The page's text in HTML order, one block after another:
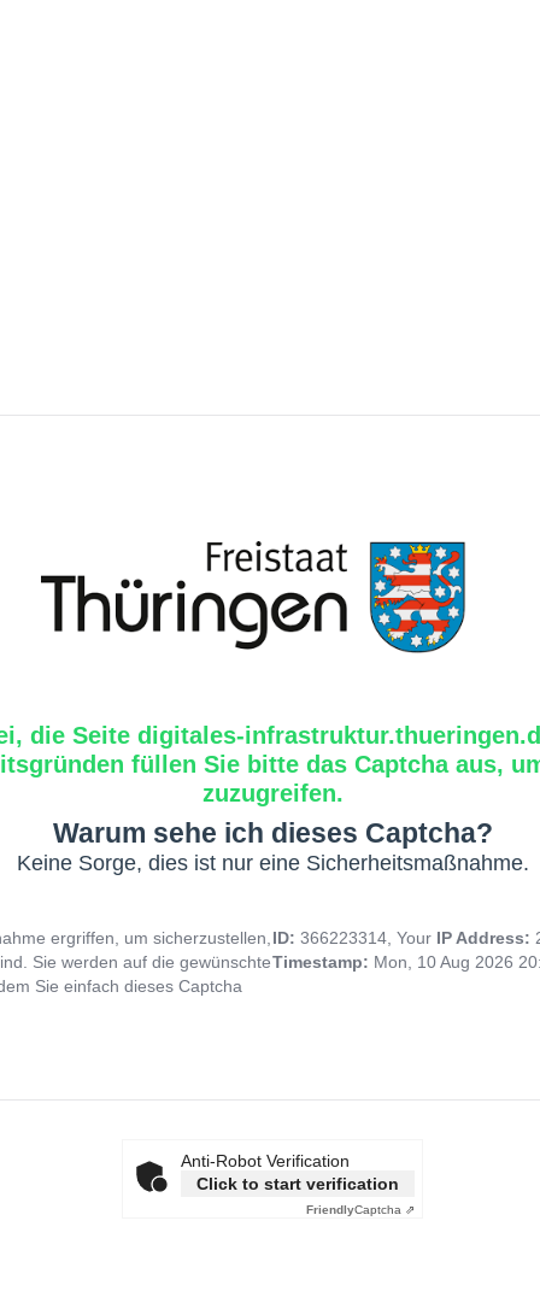
die Seite digitales-
füllen Sie bitte das Captcha aus,
zuzugreifen.
Warum sehe ich dieses Captcha?
Keine Sorge, dies ist nur eine Sicherheitsmaßnahme.
ergriffen, um sicherzustellen,
Sie werden auf die gewünschte
Sie einfach dieses Captcha
ID: 366223314, Your IP Address:
Timestamp: Mon, 10 Aug 2026
Anti-Robot Verification
Click to start verification
FriendlyCaptcha ⇗